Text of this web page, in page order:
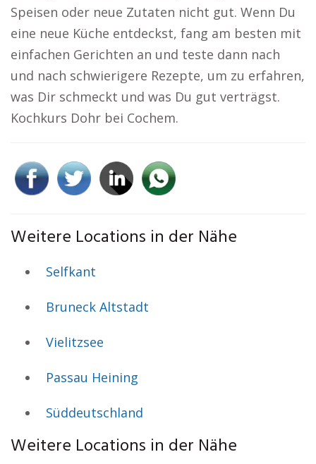
Speisen oder neue Zutaten nicht gut. Wenn Du
eine neue Küche entdeckst, fang am besten mit
einfachen Gerichten an und teste dann nach
und nach schwierigere Rezepte, um zu erfahren,
was Dir schmeckt und was Du gut verträgst.
Kochkurs Dohr bei Cochem.
Weitere Locations in der Nähe
Selfkant
Bruneck Altstadt
Vielitzsee
Passau Heining
Süddeutschland
Weitere Locations in der Nähe